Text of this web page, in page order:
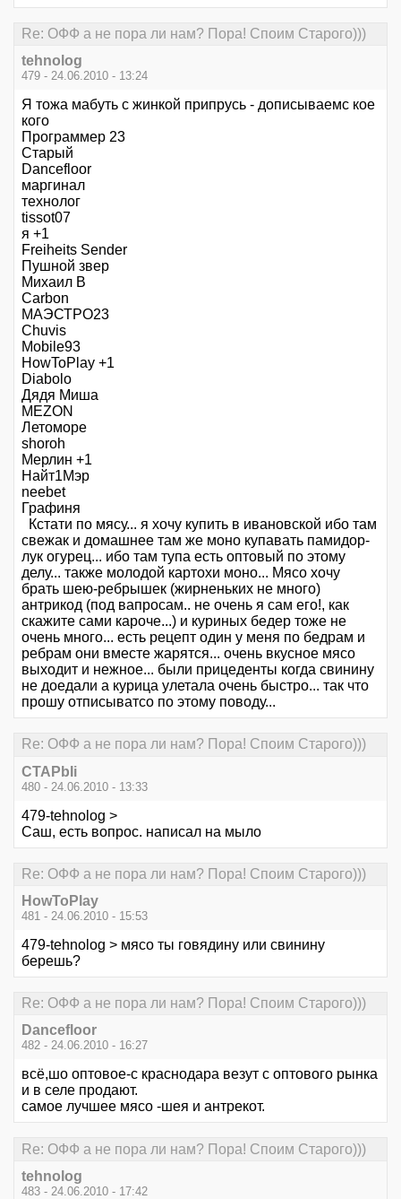
Re: ОФФ а не пора ли нам? Пора! Споим Старого)))
tehnolog
479 - 24.06.2010 - 13:24
Я тожа мабуть с жинкой припрусь - дописываемс кое
кого
Программер 23
Старый
Dancefloor
маргинал
технолог
tissot07
я +1
Freiheits Sender
Пушной звер
Михаил В
Carbon
МАЭСТРО23
Chuvis
Mobile93
HowToPlay +1
Diabolo
Дядя Миша
MEZON
Летоморе
shoroh
Мерлин +1
Найт1Мэр
neebet
Графиня
Кстати по мясу... я хочу купить в ивановской ибо там
свежак и домашнее там же моно купавать памидор-
лук огурец... ибо там тупа есть оптовый по этому
делу... также молодой картохи моно... Мясо хочу
брать шею-ребрышек (жирненьких не много)
антрикод (под вапросам.. не очень я сам его!, как
скажите сами кароче...) и куриных бедер тоже не
очень много... есть рецепт один у меня по бедрам и
ребрам они вместе жарятся... очень вкусное мясо
выходит и нежное... были прицеденты когда свинину
не доедали а курица улетала очень быстро... так что
прошу отписыватсо по этому поводу...
Re: ОФФ а не пора ли нам? Пора! Споим Старого)))
CTAPbIi
480 - 24.06.2010 - 13:33
479-tehnolog >
Саш, есть вопрос. написал на мыло
Re: ОФФ а не пора ли нам? Пора! Споим Старого)))
HowToPlay
481 - 24.06.2010 - 15:53
479-tehnolog > мясо ты говядину или свинину
берешь?
Re: ОФФ а не пора ли нам? Пора! Споим Старого)))
Dancefloor
482 - 24.06.2010 - 16:27
всё,шо оптовое-с краснодара везут с оптового рынка
и в селе продают.
самое лучшее мясо -шея и антрекот.
Re: ОФФ а не пора ли нам? Пора! Споим Старого)))
tehnolog
483 - 24.06.2010 - 17:42